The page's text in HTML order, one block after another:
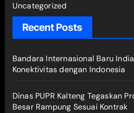
Uncategorized
Recent Posts
Bandara Internasional Baru
Konektivitas dengan Indonesia
Dinas PUPR Kalteng Tegaskan
Besar Rampung Sesuai Kontrak